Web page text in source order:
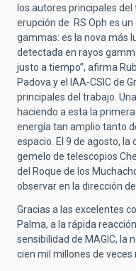
los autores principales
erupción de RS Oph es
gammas: es la nova más
detectada en rayos
justo a tiempo”, afirma
Padova y el IAA-CSIC de
principales del trabajo.
haciendo a esta la
energía tan amplio tanto
espacio. El 9 de agosto, la
gemelo de telescopios
del Roque de los
observar en la dirección
Gracias a las excelentes
Palma, a la rápida
sensibilidad de MAGIC, la
cien mil millones de